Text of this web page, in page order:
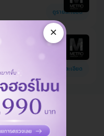
ดูรายละเอียด
เวณกรอบ
ดูรายละเอียด
กวันทางไลน์
×